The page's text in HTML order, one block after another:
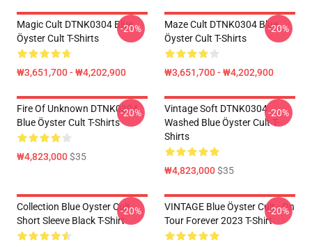
Magic Cult DTNK0304 Blue
Öyster Cult T-Shirts
₩3,651,700 - ₩4,202,900
-20%
Maze Cult DTNK0304 Blue
Öyster Cult T-Shirts
₩3,651,700 - ₩4,202,900
-20%
Fire Of Unknown DTNK0304
Blue Öyster Cult T-Shirts
₩4,823,000$35
-20%
Vintage Soft DTNK0304
Washed Blue Öyster Cult T-
Shirts
₩4,823,000$35
-20%
Collection Blue Oyster Cult
Short Sleeve Black T-Shirt
-20%
VINTAGE Blue Öyster Cult - On
Tour Forever 2023 T-Shirt
-20%